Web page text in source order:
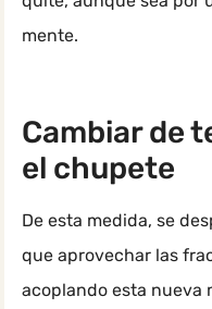
mente.
Cambiar de
el chupete
De esta medida, se
que aprovechar las
acoplando esta nueva